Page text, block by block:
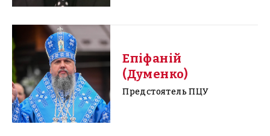
Епіфаній
(Думенко)
Предстоятель ПЦУ